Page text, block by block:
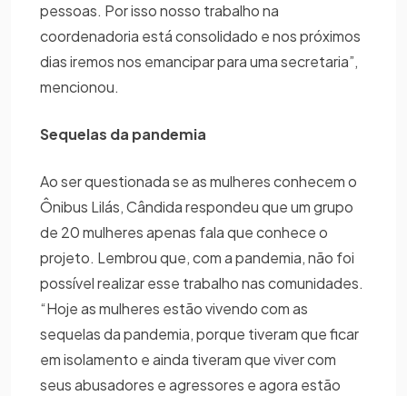
pessoas. Por isso nosso trabalho na
coordenadoria está consolidado e nos próximos
dias iremos nos emancipar para uma secretaria”,
mencionou.
Sequelas da pandemia
Ao ser questionada se as mulheres conhecem o
Ônibus Lilás, Cândida respondeu que um grupo
de 20 mulheres apenas fala que conhece o
projeto. Lembrou que, com a pandemia, não foi
possível realizar esse trabalho nas comunidades.
“Hoje as mulheres estão vivendo com as
sequelas da pandemia, porque tiveram que ficar
em isolamento e ainda tiveram que viver com
seus abusadores e agressores e agora estão